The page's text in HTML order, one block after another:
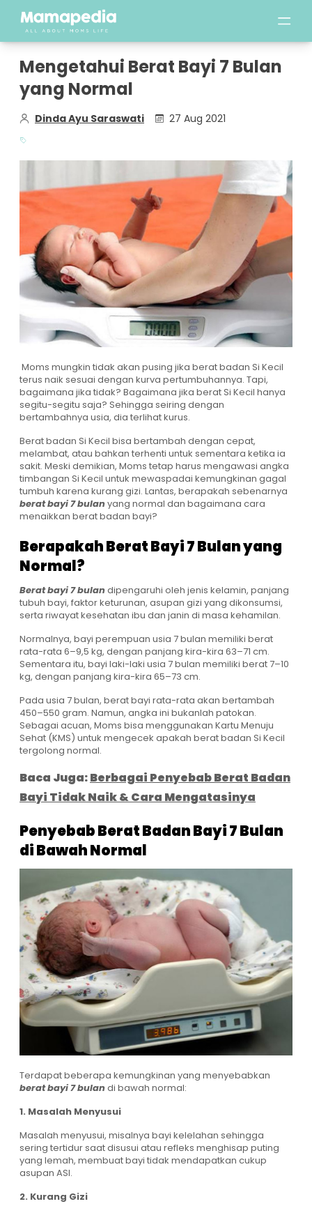
Mengetahui Berat Bayi 7 Bulan
yang Normal
Dinda Ayu Saraswati 27 Aug 2021
Moms mungkin tidak akan pusing jika berat badan Si Kecil
terus naik sesuai dengan kurva pertumbuhannya. Tapi,
bagaimana jika tidak? Bagaimana jika berat Si Kecil hanya
segitu-segitu saja? Sehingga seiring dengan
bertambahnya usia, dia terlihat kurus.
Berat badan Si Kecil bisa bertambah dengan cepat,
melambat, atau bahkan terhenti untuk sementara ketika ia
sakit. Meski demikian, Moms tetap harus mengawasi angka
timbangan Si Kecil untuk mewaspadai kemungkinan gagal
tumbuh karena kurang gizi. Lantas, berapakah sebenarnya
berat bayi 7 bulanyang normal dan bagaimana cara
menaikkan berat badan bayi?
Berapakah Berat Bayi 7 Bulan yang
Normal?
Berat bayi 7 bulandipengaruhi oleh jenis kelamin, panjang
tubuh bayi, faktor keturunan, asupan gizi yang dikonsumsi,
serta riwayat kesehatan ibu dan janin di masa kehamilan.
Normalnya, bayi perempuan usia 7 bulan memiliki berat
rata-rata 6–9,5 kg, dengan panjang kira-kira 63–71 cm.
Sementara itu, bayi laki-laki usia 7 bulan memiliki berat 7–10
kg, dengan panjang kira-kira 65–73 cm.
Pada usia 7 bulan, berat bayi rata-rata akan bertambah
450–550 gram. Namun, angka ini bukanlah patokan.
Sebagai acuan, Moms bisa menggunakan Kartu Menuju
Sehat (KMS) untuk mengecek apakah berat badan Si Kecil
tergolong normal.
Baca Juga:Berbagai Penyebab Berat Badan
Bayi Tidak Naik & Cara Mengatasinya
Penyebab Berat Badan Bayi 7 Bulan
di Bawah Normal
Terdapat beberapa kemungkinan yang menyebabkan
berat bayi 7 bulandi bawah normal:
1. Masalah Menyusui
Masalah menyusui, misalnya bayi kelelahan sehingga
sering tertidur saat disusui atau refleks menghisap puting
yang lemah, membuat bayi tidak mendapatkan cukup
asupan ASI.
2. Kurang Gizi